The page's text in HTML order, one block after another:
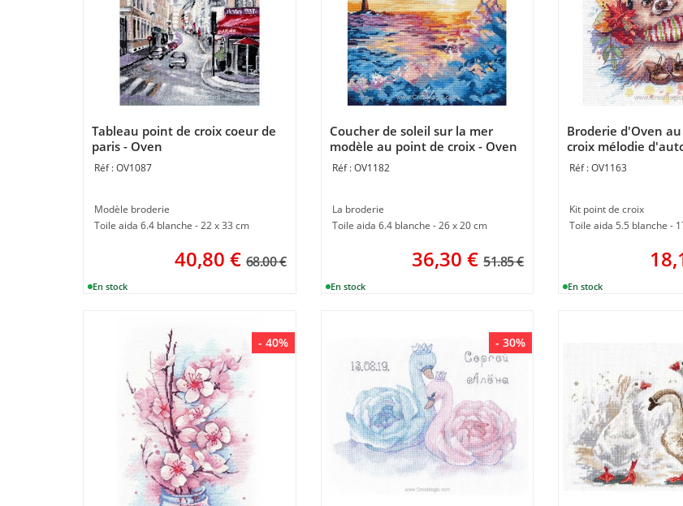
Tableau point de croix coeur de
paris - Oven
OV1087
Modèle broderie
Toile aida 6.4 blanche - 22 x 33 cm
40,80 € 68.00 €
Coucher de soleil sur la mer
modèle au point de croix - Oven
OV1182
La broderie
Toile aida 6.4 blanche - 26 x 20 cm
36,30 € 51.85 €
Broderie d'Oven
croix mélodie
OV1163
Kit point de croix
Toile aida 5.5 blanche -
- 40% - 30%